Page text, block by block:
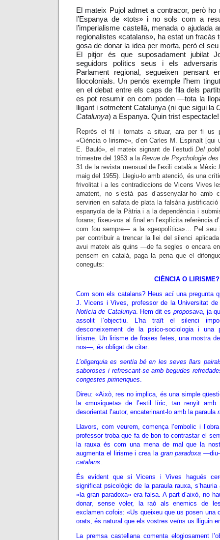
El mateix Pujol admet a contracor, però ho
l’Espanya de «tots» i no sols com a
l’imperialisme castellà, menada o ajudada
regionalistes «catalans», ha estat un fracàs
gosa de donar la idea per morta, però el
El pitjor és que suposadament jubilat
seguidors polítics seus i els
Parlament regional, segueixen pensant
filocolonials. Un penós exemple l’hem
en el debat entre els caps de fila dels
es pot resumir en com poden—tota la
lligant i sotmetent Catalunya (ni que sigui la
Catalunya) a Espanya. Quin trist espectacle!
Reprès el fil i tornats a situar, ara per fi us
«Ciència o lirisme», d’en Carles M. Espinalt [qui
E. Bauló», el mateix signant de l’estudiDel
trimestre del 1953 a laRevue de Psychologie
31 de la revista mensual de l’exili català a Mèxic
maig del 1955). Llegiu-lo amb atenció, és una
frivolitat i a les contradiccions de Vicens Vives
amatent, no s’està pas d’assenyalar-ho
servirien en safata de plata la falsària justificació
espanyola de la Pàtria i a la dependència i
forans; fixeu-vos al final en l’explícita referència
com fou sempre— a la «geopolítica»… Pel seu
per contribuir a trencar la llei del silenci
avui mateix als quins —de fa segles o encara
pensem en català, paga la pena que el
coneguts:
CIÈNCIA O LIRISME?
Com som els catalans? Heus ací una pregunta
J. Vicens i Vives, professor de la Universitat
Notícia de Catalunya. Hem dit es proposava, ja
assolit l’objectiu. L’ha traït el silenci
desconeixement de la psico-sociologia i una
lirisme. Un lirisme de frases fetes, una mostra
nos—, és obligat de citar:
L’oligarquia es sentia bé en les seves llars
saboroses i refrescant-se amb begudes
congestes pirinenques
Direu: «Això, res no implica, és una simple
la «musiqueta» de l’estil líric, tan renyit amb
desorientat l’autor, encaterinant-lo amb la paraula
Llavors, com veurem, comença l’embolic i
professor troba que fa de bon to contrastar el
la rauxa és com una mena de mal que la
augmenta el lirisme i crea la gran paradoxa
catalans
És evident que si Vicens i Vives hagués
significat psicològic de la paraula rauxa,
«la gran paradoxa» era falsa. A part d’això, no
donar, sense voler, la raó als enemics de
exclamen cofois: «Us queixeu que us posen una
orats, és natural que els vostres veïns us lliguin
La premsa castellana comenta elogiosament